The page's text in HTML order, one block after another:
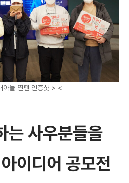
아들 찐팬 인증샷 > <
는 사우분들을
이디어 공모전